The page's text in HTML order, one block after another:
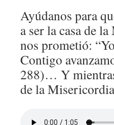
Ayúdanos para
a ser la casa de
nos prometió:
Contigo
288)… Y
de la